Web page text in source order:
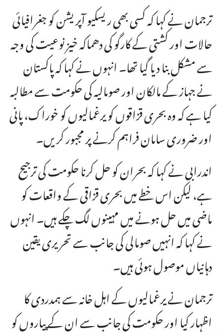
ترجمان نے کہا کہ کسی بھی ریسکیو آپریشن کو جغرافیائی
حالات اور کشتی کے کارگو کی دھماکہ خیز نوعیت کی وجہ
سے مشکل بنا دیا گیا تھا۔ انہوں نے کہا کہ پاکستان
نے جہاز کے مالکان اور صومالیہ کی حکومت سے مطالبہ
کیا ہے کہ وہ بحری قزاقوں کو یرغمالیوں کو خوراک، پانی
اور ضروری سامان فراہم کرنے پر مجبور کریں۔
اندرابی نے کہا کہ بحران کو حل کرنا حکومت کی ترجیح
ہے، لیکن اس خطے میں بحری قزاقی کے واقعات کو
ماضی میں حل ہونے میں مہینوں لگ چکے ہیں۔ انہوں
نے کہا کہ انہیں صومالی کی جانب سے تحریری یقین
دہانیاں موصول ہوئی ہیں۔
ترجمان نے یرغمالیوں کے اہل خانہ سے ہمدردی کا
اظہار کیا اور حکومت کی جانب سے ان کے پیاروں کو